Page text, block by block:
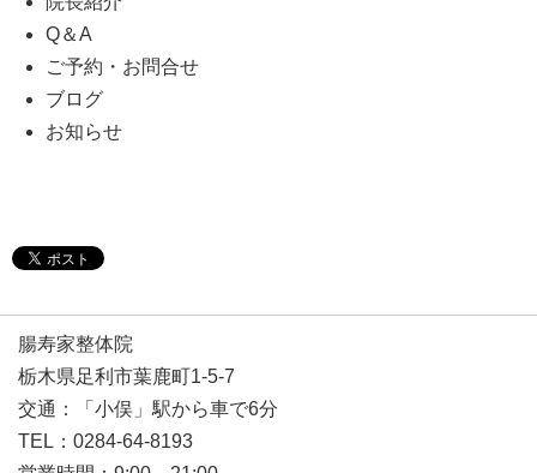
Q＆A
ご予約・お問合せ
ブログ
お知らせ
腸寿家整体院
栃木県足利市葉鹿町1-5-7
交通：「小俣」駅から車で6分
TEL：0284-64-8193